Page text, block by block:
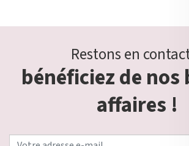
Restons en
bénéficiez de nos
affaires !